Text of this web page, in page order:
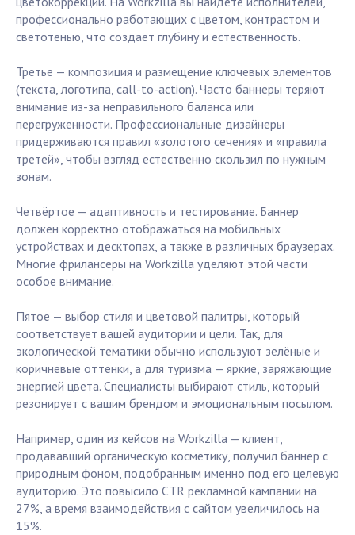
профессионально работающих с цветом, контрастом и
светотенью, что создаёт глубину и естественность.
Третье — композиция и размещение ключевых элементов
(текста, логотипа, call-to-action). Часто баннеры теряют
внимание из-за неправильного баланса или
перегруженности. Профессиональные дизайнеры
придерживаются правил «золотого сечения» и «правила
третей», чтобы взгляд естественно скользил по нужным
зонам.
Четвёртое — адаптивность и тестирование. Баннер
должен корректно отображаться на мобильных
устройствах и десктопах, а также в различных браузерах.
Многие фрилансеры на Workzilla уделяют этой части
особое внимание.
Пятое — выбор стиля и цветовой палитры, который
соответствует вашей аудитории и цели. Так, для
экологической тематики обычно используют зелёные и
коричневые оттенки, а для туризма — яркие, заряжающие
энергией цвета. Специалисты выбирают стиль, который
резонирует с вашим брендом и эмоциональным посылом.
Например, один из кейсов на Workzilla — клиент,
продававший органическую косметику, получил баннер с
природным фоном, подобранным именно под его целевую
аудиторию. Это повысило CTR рекламной кампании на
27%, а время взаимодействия с сайтом увеличилось на
15%.